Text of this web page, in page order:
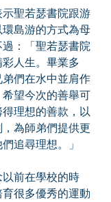
聖若瑟書院跟游
島游的方式為母
：「聖若瑟書院
人生。畢業多
們在水中並肩作
望今次的善舉可
理想的善款，以
為師弟們提供更
追尋理想。」
前在學校的時
很多優秀的運動